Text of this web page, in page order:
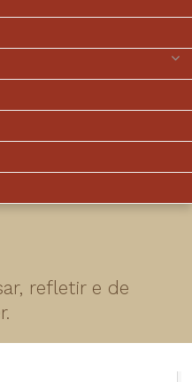
refletir e de